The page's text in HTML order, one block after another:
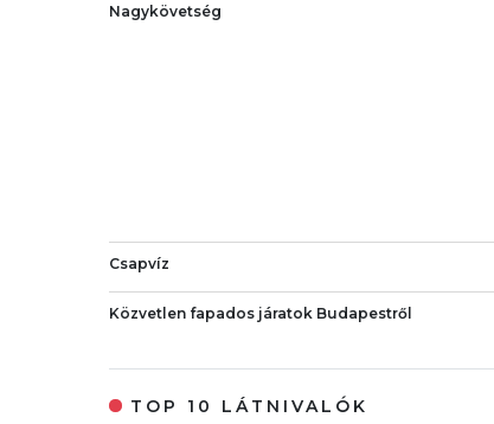
Nagykövetség
Csapvíz
Közvetlen fapados járatok Budapestről
TOP 10 LÁTNIVALÓK